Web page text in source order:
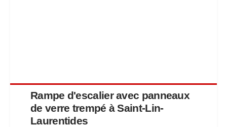
Rampe d'escalier avec panneaux
de verre trempé à Saint-Lin-
Laurentides